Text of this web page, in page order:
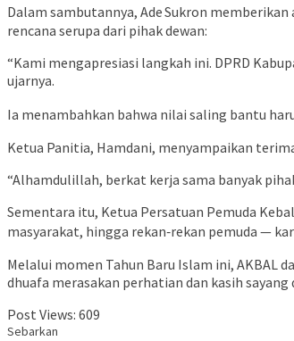
Dalam sambutannya, Ade Sukron
rencana serupa dari pihak dewan:
“Kami mengapresiasi langkah ini. DPRD
ujarnya.
Ia menambahkan bahwa nilai saling bantu
Ketua Panitia, Hamdani, menyampaikan
“Alhamdulillah, berkat kerja sama banyak
Sementara itu, Ketua Persatuan Pemuda
masyarakat, hingga rekan‑rekan pemuda —
Melalui momen Tahun Baru Islam ini, AKBAL
dhuafa merasakan perhatian dan kasih
Post Views: 609
Sebarkan